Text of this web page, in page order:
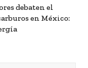
debaten el
en México: